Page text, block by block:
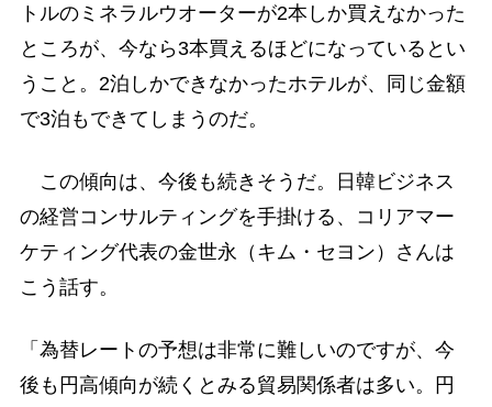
トルのミネラルウオーターが2本しか買えなかった
ところが、今なら3本買えるほどになっているとい
うこと。2泊しかできなかったホテルが、同じ金額
で3泊もできてしまうのだ。
この傾向は、今後も続きそうだ。日韓ビジネス
の経営コンサルティングを手掛ける、コリアマー
ケティング代表の金世永（キム・セヨン）さんは
こう話す。
「為替レートの予想は非常に難しいのですが、今
後も円高傾向が続くとみる貿易関係者は多い。円